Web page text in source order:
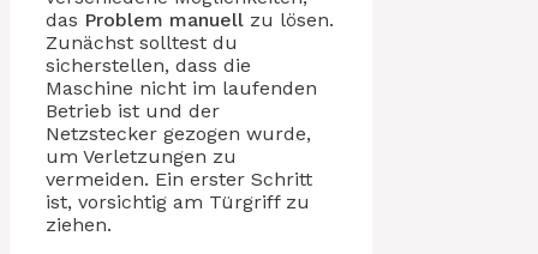
das Problem manuell zu lösen.
Zunächst solltest du
sicherstellen, dass die
Maschine nicht im laufenden
Betrieb ist und der
Netzstecker gezogen wurde,
um Verletzungen zu
vermeiden. Ein erster Schritt
ist, vorsichtig am Türgriff zu
ziehen.